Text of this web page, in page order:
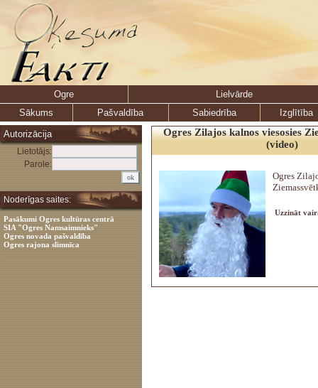
Ogre
Lielvārde
Sākums
Pašvaldība Sabiedrība
Izglītība
Autorizācija
Lietotājs:
Parole:
Noderīgas saites:
Pasākumi Ogres kultūras centrā
SIA "Ogres Namsaimnieks"
Ogres novada pašvaldība
Ogres rajona slimnīca
Ogres Zilajos kalnos viesosies
(video)
Ogres
Uzzināt